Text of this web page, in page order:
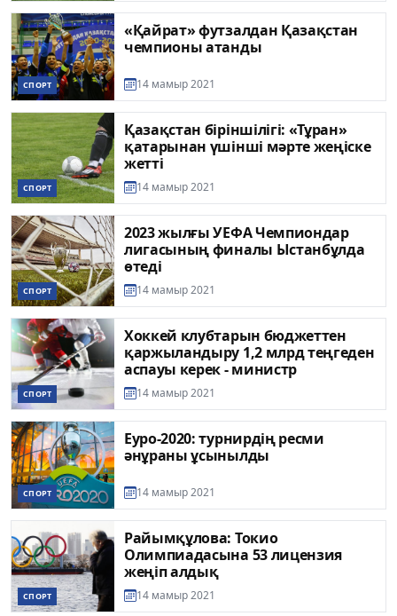
СПОРТ
«Қайрат» футзалдан Қазақстан
чемпионы атанды
14 мамыр 2021
СПОРТ
Қазақстан біріншілігі: «Тұран»
қатарынан үшінші мәрте жеңіске
жетті
14 мамыр 2021
СПОРТ
2023 жылғы УЕФА Чемпиондар
лигасының финалы Ыстанбұлда
өтеді
14 мамыр 2021
СПОРТ
Хоккей клубтарын бюджеттен
қаржыландыру 1,2 млрд теңгеден
аспауы керек - министр
14 мамыр 2021
СПОРТ
Еуро-2020: турнирдің ресми
әнұраны ұсынылды
14 мамыр 2021
СПОРТ
Райымқұлова: Токио
Олимпиадасына 53 лицензия
жеңіп алдық
14 мамыр 2021